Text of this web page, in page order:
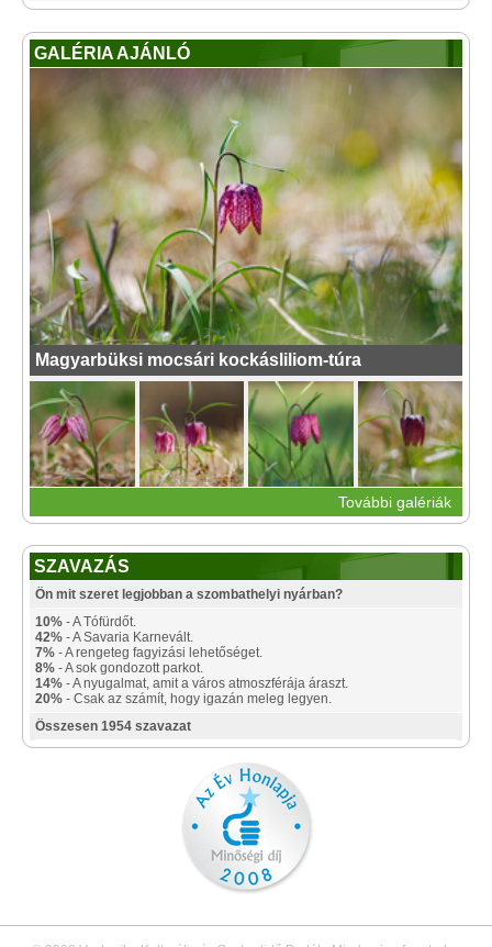
GALÉRIA AJÁNLÓ
Magyarbüksi mocsári kockásliliom-túra
További galériák
SZAVAZÁS
Ön mit szeret legjobban a szombathelyi nyárban?
10% - A Tófürdőt.
42% - A Savaria Karnevált.
7% - A rengeteg fagyizási lehetőséget.
8% - A sok gondozott parkot.
14% - A nyugalmat, amit a város atmoszférája áraszt.
20% - Csak az számít, hogy igazán meleg legyen.
Összesen 1954 szavazat